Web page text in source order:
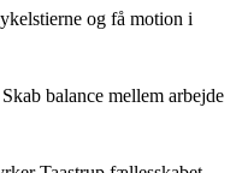
og få motion i
balance mellem arbejde